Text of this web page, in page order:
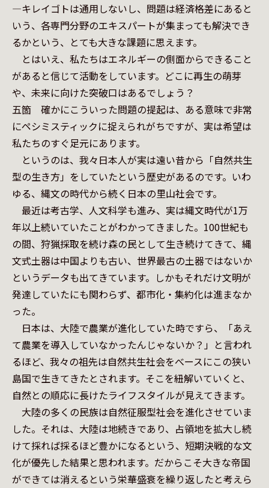
—キレイゴトは通用しないし、問題は経済格差にあると
いう、各専門分野のエキスパートが集まっても解決でき
るかという、とても大きな課題に思えます。
とはいえ、私たちはエネルギーの側面からできること
があると信じて活動をしています。どこに再生の萌芽
や、未来に向けた突破口はあるでしょう？
五箇　確かにこういった問題の提起は、ある意味で非常
にペシミスティックに捉えられがちですが、実は希望は
私たちのすぐ足元にあります。
というのは、我々日本人が実は遠い昔から「自然共生
型の生き方」をしていたという歴史があるのです。いわ
ゆる、縄文の時代から続く日本の里山社会です。
最近は考古学、人文科学も進み、実は縄文時代が1万
年以上続いていたことがわかってきました。100世紀も
の間、狩猟採取を続け森の民として生き続けてきて、縄
文式土器は中国よりも古い、世界最古の土器ではないか
というデータも出てきています。しかもそれだけ文明が
発達していたにも関わらず、都市化・集約化は進まなか
った。
日本は、大陸で農業が進化していた時ですら、「あえ
て農業を導入していなかったんじゃないか？」と言われ
るほど、我々の祖先は自然共生社会をべースにこの狭い
島国で生きてきたとされます。そこを紐解いていくと、
自然との順応に長けたライフスタイルが見えてきます。
大陸の多くの民族は自然征服型社会を進化させていま
した。それは、大陸は地続きであり、占領地を拡大し続
けて採れば採るほど豊かになるという、短期決戦的な文
化が優先した結果と思われます。だからこそ大きな帝国
ができては消えるという栄華盛衰を繰り返したと考えら